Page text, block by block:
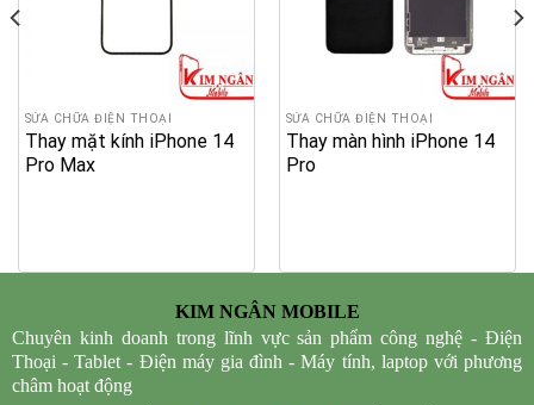
SỬA CHỮA ĐIỆN THOẠI
Thay mặt kính iPhone 14
Pro Max
SỬA CHỮA ĐIỆN THOẠI
Thay màn hình iPhone 14
Pro
KIM NGÂN MOBILE
Chuyên kinh doanh trong lĩnh vực sản phẩm công nghệ - Điện
Thoại - Tablet - Điện máy gia đình - Máy tính, laptop với phương
châm hoạt động